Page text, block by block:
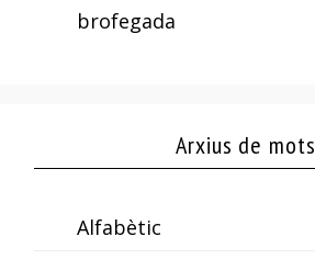
brofegada
Arxius de mots
Alfabètic